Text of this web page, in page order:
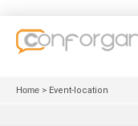
Home > Event-location